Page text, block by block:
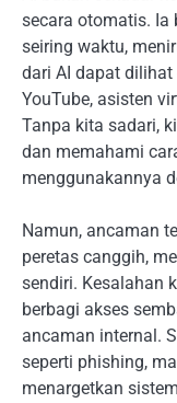
secara otomatis. Ia
seiring waktu,
dari AI dapat
YouTube, asisten
Tanpa kita sadari,
dan memahami
menggunakannya
Namun, ancaman
peretas canggih,
sendiri. Kesalahan
berbagi akses
ancaman internal.
seperti phishing,
menargetkan